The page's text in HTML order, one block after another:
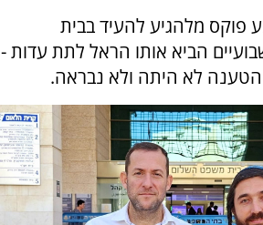
פוקס מלהגיע להעיד בבית
הביא אותו הראל לתת עדות -
לא היתה ולא נבראה.